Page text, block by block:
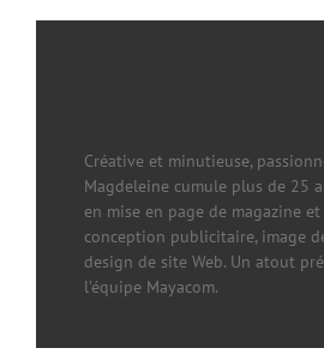
Créative et minutieuse,
Magdeleine cumule plus de 25
en mise en page de magazine
conception publicitaire, image
design de site Web. Un atout
l’équipe Mayacom.